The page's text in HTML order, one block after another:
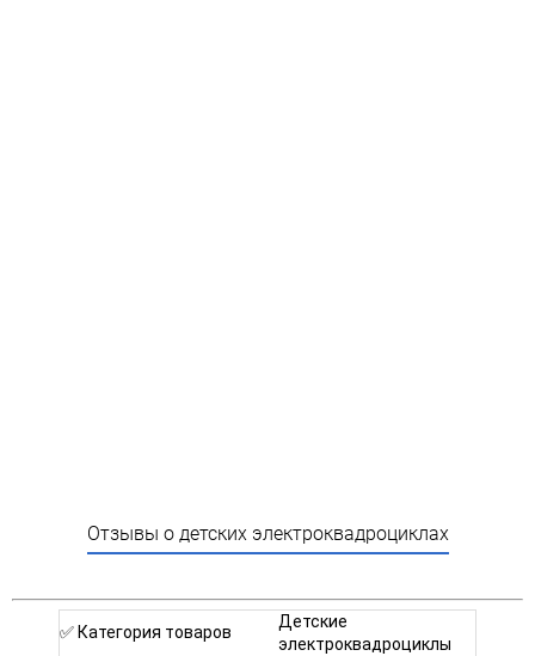
Отзывы о детских электроквадроциклах
✅ Категория товаров
Детские
электроквадроциклы